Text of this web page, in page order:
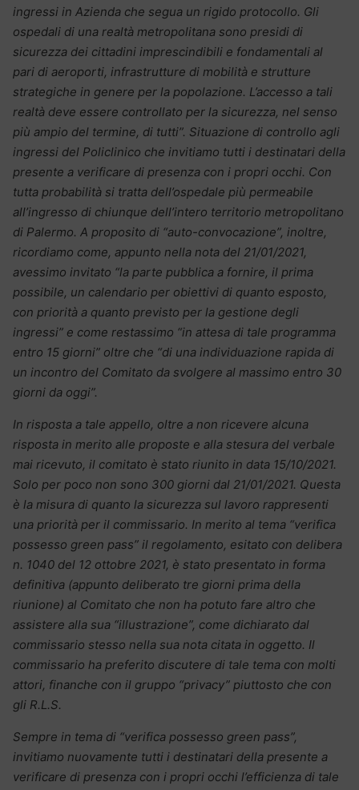
ingressi in Azienda che segua un rigido protocollo. Gli
ospedali di una realtà metropolitana sono presidi di
sicurezza dei cittadini imprescindibili e fondamentali al
pari di aeroporti, infrastrutture di mobilità e strutture
strategiche in genere per la popolazione. L’accesso a tali
realtà deve essere controllato per la sicurezza, nel senso
più ampio del termine, di tutti”. Situazione di controllo agli
ingressi del Policlinico che invitiamo tutti i destinatari della
presente a verificare di presenza con i propri occhi. Con
tutta probabilità si tratta dell’ospedale più permeabile
all’ingresso di chiunque dell’intero territorio metropolitano
di Palermo. A proposito di “auto-convocazione”, inoltre,
ricordiamo come, appunto nella nota del 21/01/2021,
avessimo invitato “la parte pubblica a fornire, il prima
possibile, un calendario per obiettivi di quanto esposto,
con priorità a quanto previsto per la gestione degli
ingressi” e come restassimo “in attesa di tale programma
entro 15 giorni” oltre che “di una individuazione rapida di
un incontro del Comitato da svolgere al massimo entro 30
giorni da oggi”.
In risposta a tale appello, oltre a non ricevere alcuna
risposta in merito alle proposte e alla stesura del verbale
mai ricevuto, il comitato è stato riunito in data 15/10/2021.
Solo per poco non sono 300 giorni dal 21/01/2021. Questa
è la misura di quanto la sicurezza sul lavoro rappresenti
una priorità per il commissario. In merito al tema “verifica
possesso green pass” il regolamento, esitato con delibera
n. 1040 del 12 ottobre 2021, è stato presentato in forma
definitiva (appunto deliberato tre giorni prima della
riunione) al Comitato che non ha potuto fare altro che
assistere alla sua “illustrazione”, come dichiarato dal
commissario stesso nella sua nota citata in oggetto. Il
commissario ha preferito discutere di tale tema con molti
attori, finanche con il gruppo “privacy” piuttosto che con
gli R.L.S.
Sempre in tema di “verifica possesso green pass”,
invitiamo nuovamente tutti i destinatari della presente a
verificare di presenza con i propri occhi l’efficienza di tale